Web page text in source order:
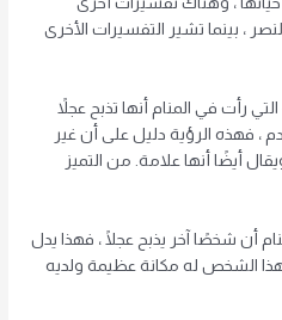
، بينما تشير التفسيرات الأخرى
رأت في المنام أنها تذبح عجلاً
، فهذه الرؤية دليل على أن غير
أيضًا أنها علامة. من التميز
أن شخصًا آخر يذبح عجلًا ، فهذا يدل
الشخص له مكانة عظيمة ولديه